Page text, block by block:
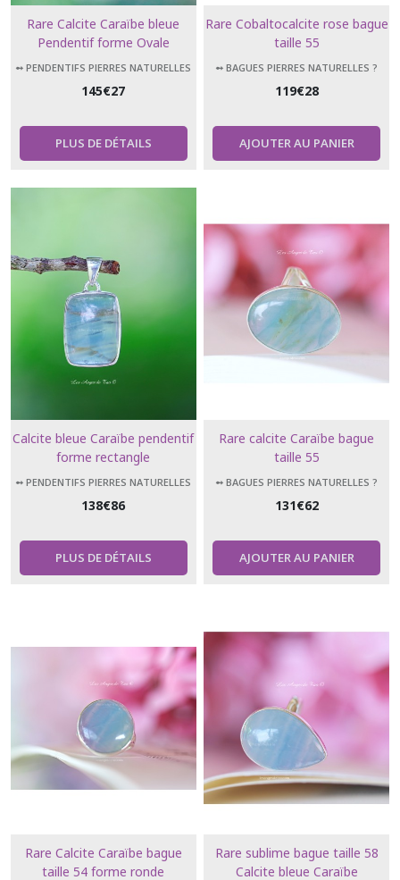
Rare Calcite Caraïbe bleue
Pendentif forme Ovale
➻ PENDENTIFS PIERRES NATURELLES
145€27
PLUS DE DÉTAILS
Rare Cobaltocalcite rose bague
taille 55
➻ BAGUES PIERRES NATURELLES ?
119€28
AJOUTER AU PANIER
Calcite bleue Caraïbe pendentif
forme rectangle
➻ PENDENTIFS PIERRES NATURELLES
138€86
PLUS DE DÉTAILS
Rare calcite Caraïbe bague
taille 55
➻ BAGUES PIERRES NATURELLES ?
131€62
AJOUTER AU PANIER
Rare Calcite Caraïbe bague
taille 54 forme ronde
Rare sublime bague taille 58
Calcite bleue Caraïbe